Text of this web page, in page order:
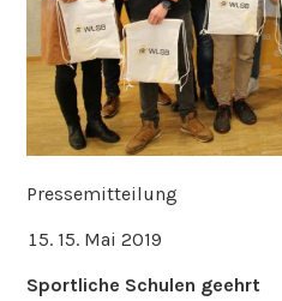
Pressemitteilung
15. Mai 2019
Sportliche Schulen geehrt